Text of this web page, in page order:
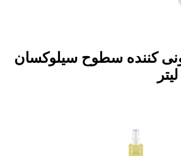
کننده سطوح سیلوکسان